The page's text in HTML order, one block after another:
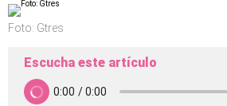
Foto: Gtres
Escucha este artículo